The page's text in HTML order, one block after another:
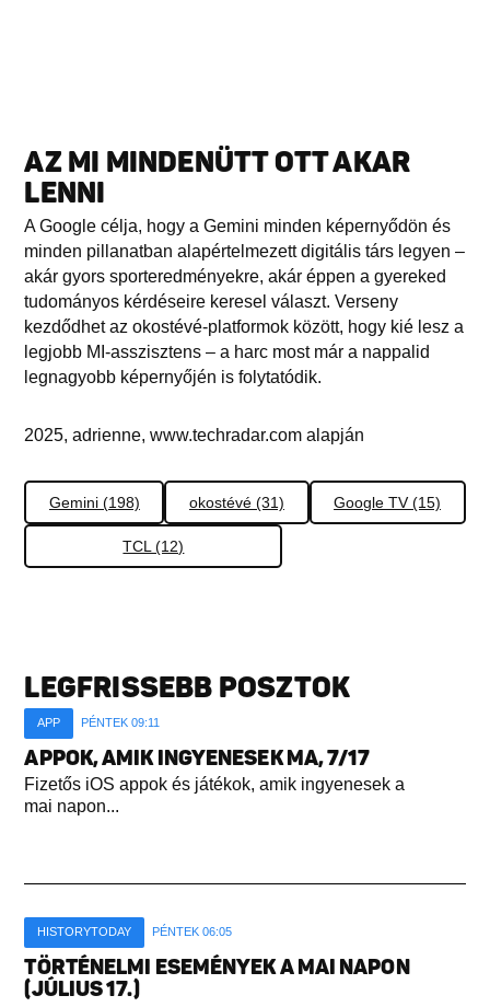
AZ MI MINDENÜTT OTT AKAR
LENNI
A Google célja, hogy a Gemini minden képernyődön és
minden pillanatban alapértelmezett digitális társ legyen –
akár gyors sporteredményekre, akár éppen a gyereked
tudományos kérdéseire keresel választ. Verseny
kezdődhet az okostévé-platformok között, hogy kié lesz a
legjobb MI-asszisztens – a harc most már a nappalid
legnagyobb képernyőjén is folytatódik.
2025, adrienne, www.techradar.com alapján
Gemini (198) okostévé (31) Google TV (15)
TCL (12)
LEGFRISSEBB POSZTOK
APP PÉNTEK 09:11
APPOK, AMIK INGYENESEK MA, 7/17
Fizetős iOS appok és játékok, amik ingyenesek a
mai napon...
HISTORYTODAY PÉNTEK 06:05
TÖRTÉNELMI ESEMÉNYEK A MAI NAPON
(JÚLIUS 17.)